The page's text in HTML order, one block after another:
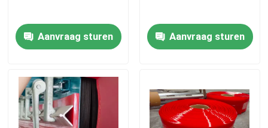
Thuis
Producten
Aanvraag sturen Aanvraag sturen